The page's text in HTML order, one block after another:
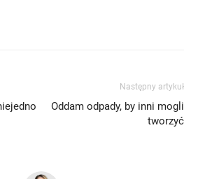
Następny artykuł
Oddam odpady, by inni mogli
tworzyć